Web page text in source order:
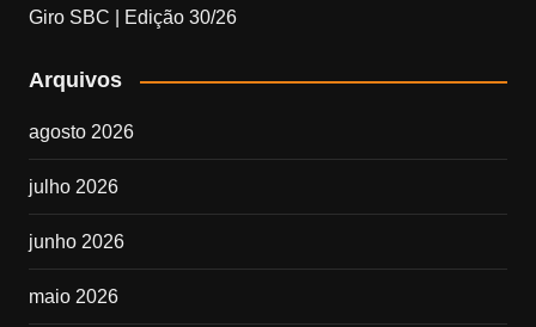
Giro SBC | Edição 30/26
Arquivos
agosto 2026
julho 2026
junho 2026
maio 2026